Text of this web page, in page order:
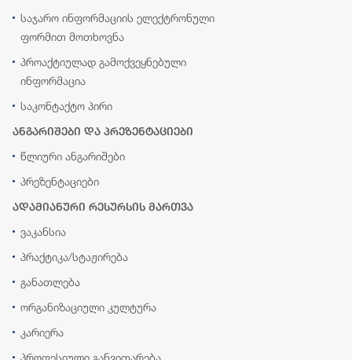
საჯარო ინფორმაციის ელექტრონული
ფორმით მოთხოვნა
პროაქტიულად გამოქვეყნებული
ინფორმაცია
საკონტაქტო პირი
ანგარიშები და პრეზენტაციები
წლიური ანგარიშები
პრეზენტაციები
ადამიანური რესურსის მართვა
ვაკანსია
პრაქტიკა/სტაჟირება
განათლება
ორგანიზაციული კულტურა
კარიერა